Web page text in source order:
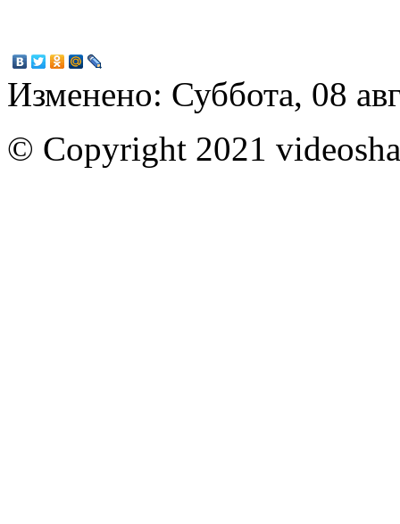
Изменено: Суббота, 08
© Copyright 2021